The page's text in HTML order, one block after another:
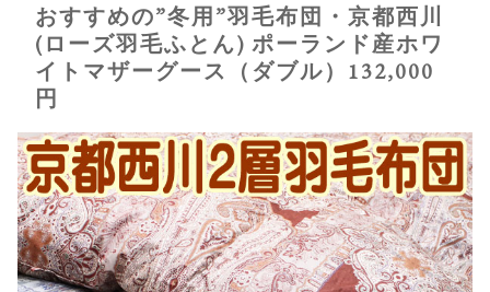
おすすめの”冬用”羽毛布団・京都西川
(ローズ羽毛ふとん) ポーランド産ホワ
イトマザーグース（ダブル）132,000
円